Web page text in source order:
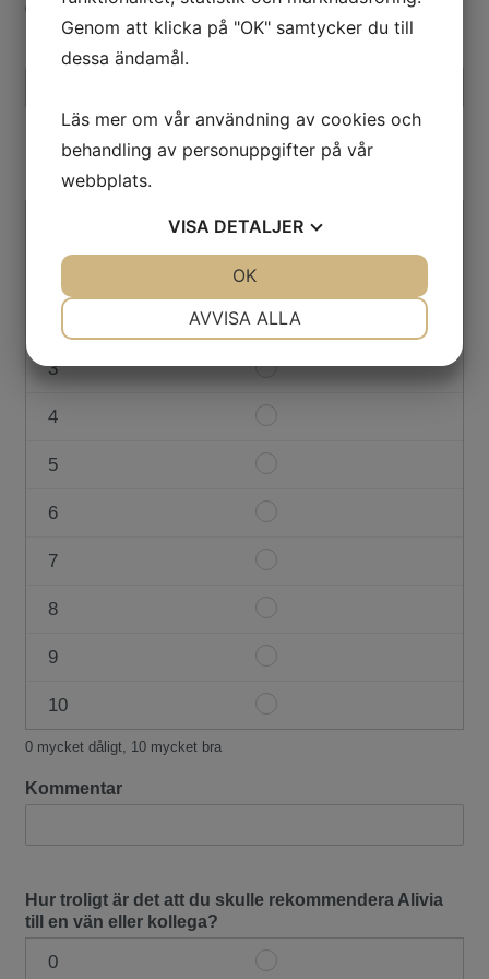
10
0 mycket dålig, 10 mycket bra
Kommentar
I vilken grad känner du att du får det stöd du
behöver?
Item
#1
#1
1
Item
#1
2
3
Item
3
4
Item
4
5
Item
5
6
Item
6
7
Item
7
8
Item
8
9
Item
9
10
Item
#1
0 mycket dåligt, 10 mycket bra
Kommentar
Hur troligt är det att du skulle rekommendera Alivia
till en vän eller kollega?
0
Item
Genom att klicka på "OK" samtycker du till
dessa ändamål.
Läs mer om vår användning av cookies och
behandling av personuppgifter på vår
webbplats.
VISA DETALJER
AVVISA ALLA
OK